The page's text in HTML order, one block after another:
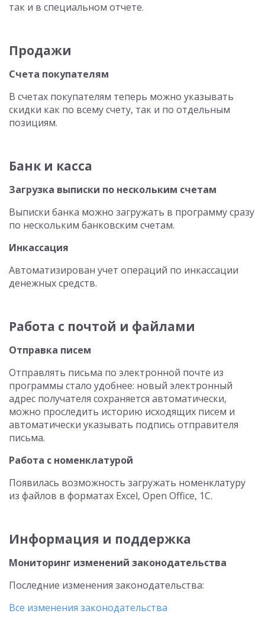
так и в специальном отчете.
Продажи
Счета покупателям
В счетах покупателям теперь можно указывать
скидки как по всему счету, так и по отдельным
позициям.
Банк и касса
Загрузка выписки по нескольким счетам
Выписки банка можно загружать в программу сразу
по нескольким банковским счетам.
Инкассация
Автоматизирован учет операций по инкассации
денежных средств.
Работа с почтой и файлами
Отправка писем
Отправлять письма по электронной почте из
программы стало удобнее: новый электронный
адрес получателя сохраняется автоматически,
можно проследить историю исходящих писем и
автоматически указывать подпись отправителя
письма.
Работа с номенклатурой
Появилась возможность загружать номенклатуру
из файлов в форматах Excel, Open Office, 1C.
Информация и поддержка
Мониторинг изменений законодательства
Последние изменения законодательства:
Все изменения законодательства